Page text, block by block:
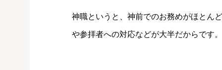
神職というと、神前でのお務めがほとん
や参拝者への対応などが大半だからです。